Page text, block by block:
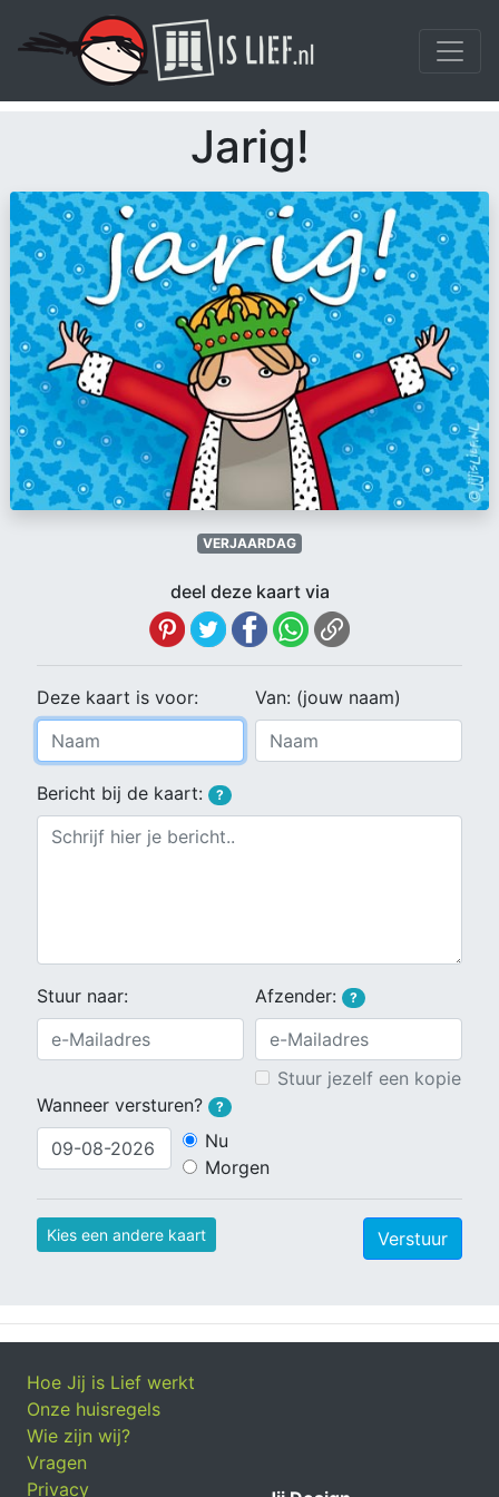
Jarig!
VERJAARDAG
deel deze kaart via
Deze kaart is voor: Van: (jouw naam)
Bericht bij de kaart: ?
Stuur naar: Afzender: ?
Stuur jezelf een kopie
Wanneer versturen?
?
Nu
Morgen
Kies een andere kaart Verstuur
Hoe Jij is Lief werkt
Onze huisregels
Wie zijn wij?
Vragen
Privacy